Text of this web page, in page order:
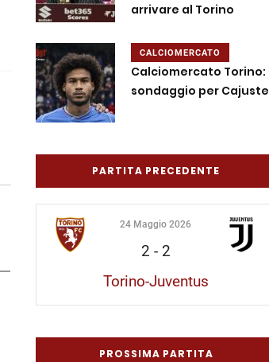
arrivare al Torino
CALCIOMERCATO
Calciomercato Torino:
sondaggio per Cajuste
PARTITA PRECEDENTE
24 Maggio 2026
2 - 2
Torino-Juventus
PROSSIMA PARTITA